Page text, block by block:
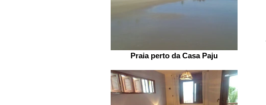
Praia perto da Casa Paju